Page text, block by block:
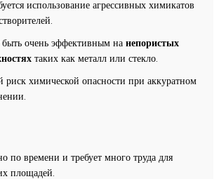
использование агрессивных химикатов
очень эффективным на непористых
таких как металл или стекло.
риск химической опасности при аккуратном
по времени и требует много труда для
площадей.